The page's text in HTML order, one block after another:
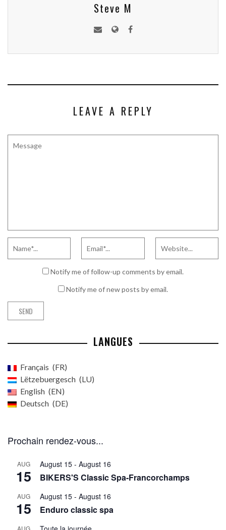
Steve M
LEAVE A REPLY
Notify me of follow-up comments by email.
Notify me of new posts by email.
LANGUES
Français
FR
Lëtzebuergesch
LU
English
EN
Deutsch
DE
Prochain rendez-vous...
AUG
15
August 15 - August 16
BIKERS'S Classic Spa-Francorchamps
AUG
15
August 15 - August 16
Enduro classic spa